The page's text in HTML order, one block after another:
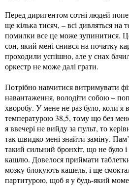
Перед диригентом сотні людей
ще кілька тисяч, – всі дивляться на
помилки все це може зупинитися.
сон, який мені снився на початку
проходили успішно, але у снах
оркестр не може далі грати.
Потрібно навчитися витримувати
навантаження, володіти собою –
хворобу. У мене не раз було, коли я
температурою 38,5, тому що без
я ввечері не вийду за пульт, то
так швидко мені знайти заміну.
такий сильний бронхіт, що не було
кашлю. Довелося приймати
мозку блокують кашель, і ще
партитурою, щоб я у будь-який